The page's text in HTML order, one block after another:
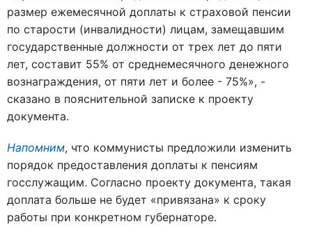
размер ежемесячной доплаты к страховой пенсии
по старости (инвалидности) лицам, замещавшим
государственные должности от трех лет до пяти
лет, составит 55% от среднемесячного денежного
вознаграждения, от пяти лет и более - 75%», -
сказано в пояснительной записке к проекту
документа.
Напомним, что коммунисты предложили изменить
порядок предоставления доплаты к пенсиям
госслужащим. Согласно проекту документа, такая
доплата больше не будет «привязана» к сроку
работы при конкретном губернаторе.